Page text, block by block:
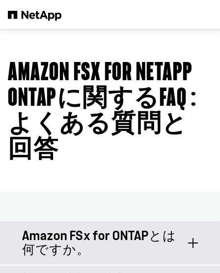
AMAZON FSX FOR NETAPP
ONTAPに関するFAQ:
よくある質問と
回答
Amazon FSx for ONTAPとは
何ですか。